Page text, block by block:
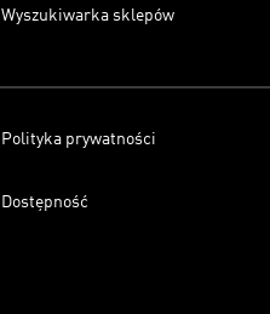
Wyszukiwarka sklepów
Polityka prywatności
Dostępność